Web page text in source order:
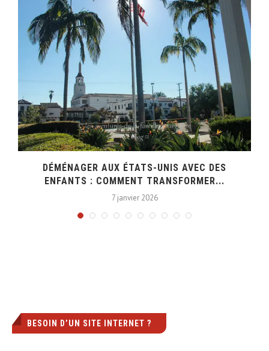
DÉMÉNAGER AUX ÉTATS-UNIS AVEC DES
ENFANTS : COMMENT TRANSFORMER...
7 janvier 2026
BESOIN D’UN SITE INTERNET ?